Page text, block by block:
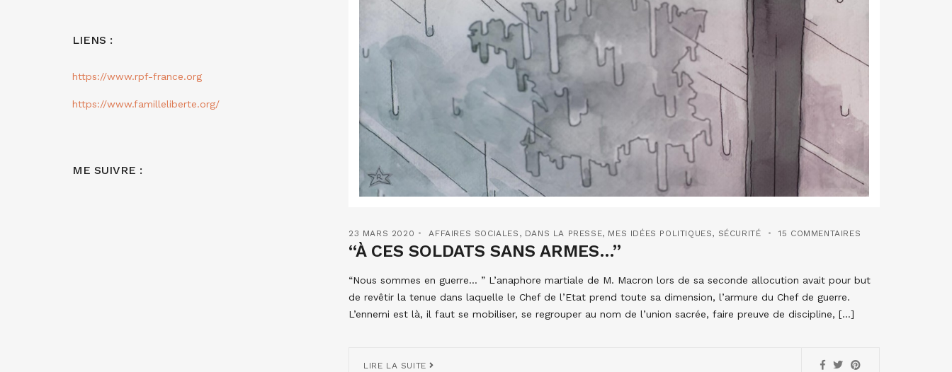
23 MARS 2020 AFFAIRES SOCIALES , DANS LA PRESSE, MES IDÉES POLITIQUES, SÉCURITÉ 15 COMMENTAIRES
“À CES SOLDATS SANS ARMES…”
“Nous sommes en guerre… ” L’anaphore martiale de M. Macron lors de sa seconde allocution avait pour but
de revêtir la tenue dans laquelle le Chef de l’Etat prend toute sa dimension, l’armure du Chef de guerre.
L’ennemi est là, il faut se mobiliser, se regrouper au nom de l’union sacrée, faire preuve de discipline, […]
LIRE LA SUITE
LIENS :
https://www.rpf-france.org
https://www.familleliberte.org/
ME SUIVRE :